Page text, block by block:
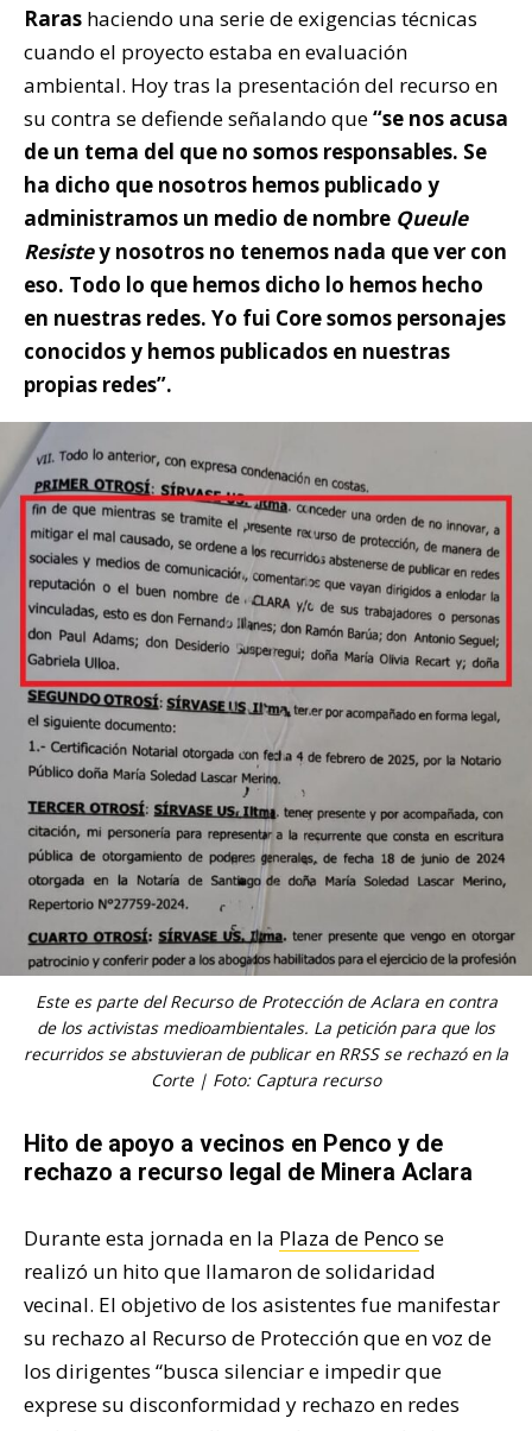
Raras haciendo una serie de exigencias técnicas
cuando el proyecto estaba en evaluación
ambiental. Hoy tras la presentación del recurso en
su contra se defiende señalando que“se nos acusa
de un tema del que no somos responsables. Se
ha dicho que nosotros hemos publicado y
administramos un medio de nombre Queule
Resistey nosotros no tenemos nada que ver con
eso. Todo lo que hemos dicho lo hemos hecho
en nuestras redes. Yo fui Core somos personajes
conocidos y hemos publicados en nuestras
propias redes”.
Este es parte del Recurso de Protección de Aclara en contra
de los activistas medioambientales. La petición para que los
recurridos se abstuvieran de publicar en RRSS se rechazó en la
Corte | Foto: Captura recurso
Hito de apoyo a vecinos en Penco y de
rechazo a recurso legal de Minera Aclara
Durante esta jornada en la Plaza de Penco se
realizó un hito que llamaron de solidaridad
vecinal. El objetivo de los asistentes fue manifestar
su rechazo al Recurso de Protección que en voz de
los dirigentes “busca silenciar e impedir que
exprese su disconformidad y rechazo en redes